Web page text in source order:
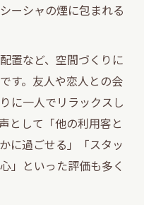
ーシャの煙に包まれる
置など、空間づくりに
す。友人や恋人との会
に一人でリラックスし
として「他の利用客と
に過ごせる」「スタッ
」といった評価も多く